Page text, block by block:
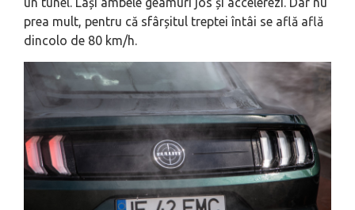
prea mult, pentru că sfârșitul treptei întâi se află află
dincolo de 80 km/h.